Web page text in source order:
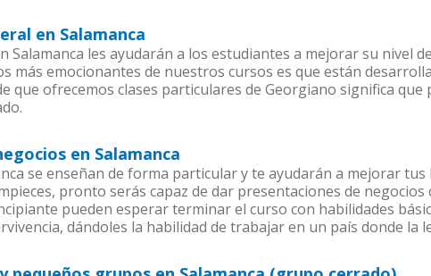
en Salamanca
les ayudarán a los estudiantes a mejorar su nivel
más emocionantes de nuestros cursos es que están
que ofrecemos clases particulares de Georgiano significa
en Salamanca
se enseñan de forma particular y te ayudarán a mejorar
pronto serás capaz de dar presentaciones de
pueden esperar terminar el curso con habilidades
dándoles la habilidad de trabajar en un país donde la